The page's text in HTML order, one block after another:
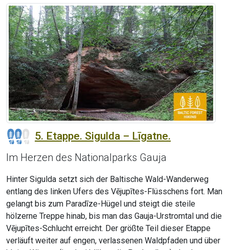
5. Etappe. Sigulda – Līgatne.
Im Herzen des Nationalparks Gauja
Hinter Sigulda setzt sich der Baltische Wald-Wanderweg
entlang des linken Ufers des Vējupītes-Flüsschens fort. Man
gelangt bis zum Paradīze-Hügel und steigt die steile
hölzerne Treppe hinab, bis man das Gauja-Urstromtal und die
Vējupītes-Schlucht erreicht. Der größte Teil dieser Etappe
verläuft weiter auf engen, verlassenen Waldpfaden und über